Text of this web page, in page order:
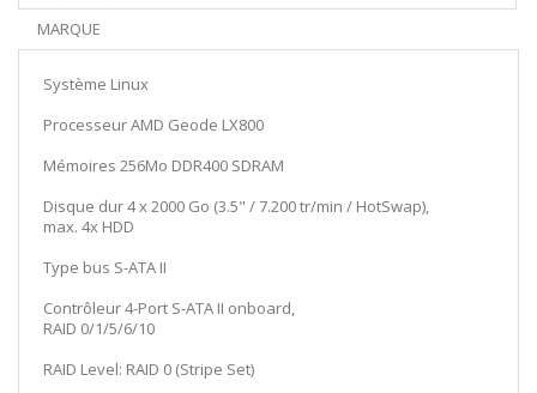
MARQUE
Système Linux
Processeur AMD Geode LX800
Mémoires 256Mo DDR400 SDRAM
Disque dur 4 x 2000 Go (3.5" / 7.200 tr/min / HotSwap),
max. 4x HDD
Type bus S-ATA II
Contrôleur 4-Port S-ATA II onboard,
RAID 0/1/5/6/10
RAID Level: RAID 0 (Stripe Set)